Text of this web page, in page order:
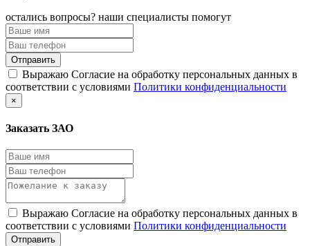
остались вопросы? наши специалисты помогут
Выражаю Согласие на обработку персональных данных в
соответствии с условиями Политики конфиденциальности
×
Заказать ЗАО
Выражаю Согласие на обработку персональных данных в
соответствии с условиями Политики конфиденциальности